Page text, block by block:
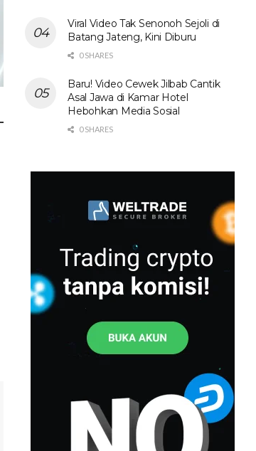
Viral Video Tak Senonoh Sejoli di
Batang Jateng, Kini Diburu
0 SHARES
Baru! Video Cewek Jilbab Cantik
Asal Jawa di Kamar Hotel
Hebohkan Media Sosial
0 SHARES